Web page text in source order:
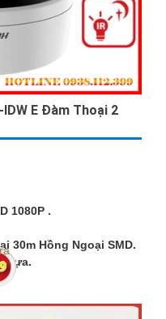
IDW E Đàm Thoại 2
1080P .
30m Hồng Ngoại SMD.